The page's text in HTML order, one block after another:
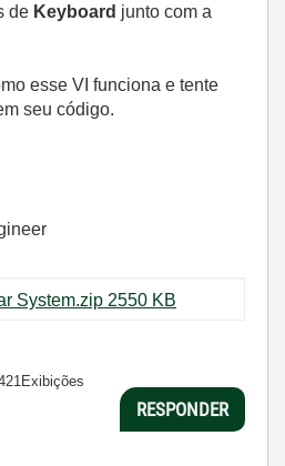
de Keyboard junto com a
esse VI funciona e tente
seu código.
3D Model of Solar System.zip ‏2550 KB
RESPONDER